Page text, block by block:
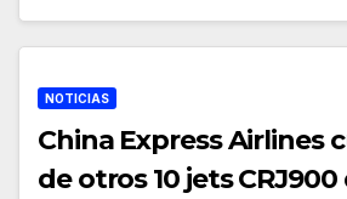
NOTICIAS
China Express Airlines
de otros 10 jets CRJ900